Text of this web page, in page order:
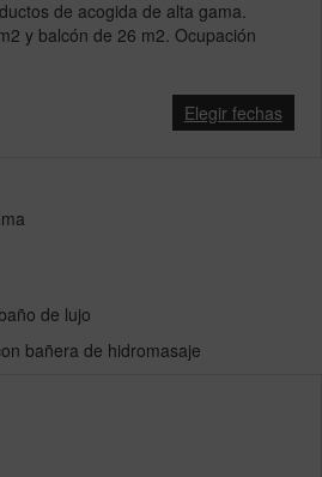
de acogida de alta gama.
y balcón de 26 m2. Ocupación
Elegir fechas
de lujo
bañera de hidromasaje